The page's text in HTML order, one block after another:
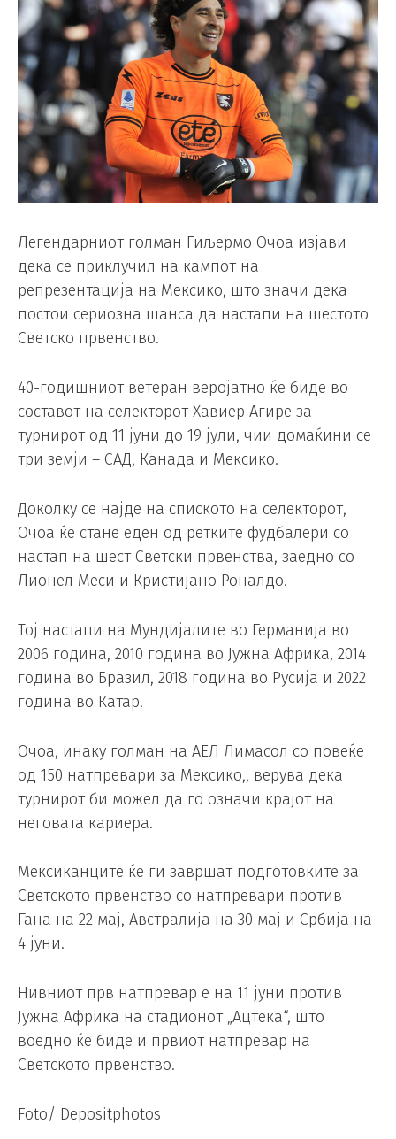
Легендарниот голман Гиљермо Очоа изјави
дека се приклучил на кампот на
репрезентација на Мексико, што значи дека
постои сериозна шанса да настапи на шестото
Светско првенство.
40-годишниот ветеран веројатно ќе биде во
составот на селекторот Хавиер Агире за
турнирот од 11 јуни до 19 јули, чии домаќини се
три земји – САД, Канада и Мексико.
Доколку се најде на спиското на селекторот,
Очоа ќе стане еден од ретките фудбалери со
настап на шест Светски првенства, заедно со
Лионел Меси и Кристијано Роналдо.
Тој настапи на Мундијалите во Германија во
2006 година, 2010 година во Јужна Африка, 2014
година во Бразил, 2018 година во Русија и 2022
година во Катар.
Очоа, инаку голман на АЕЛ Лимасол со повеќе
од 150 натпревари за Мексико,, верува дека
турнирот би можел да го означи крајот на
неговата кариера.
Мексиканците ќе ги завршат подготовките за
Светското првенство со натпревари против
Гана на 22 мај, Австралија на 30 мај и Србија на
4 јуни.
Нивниот прв натпревар е на 11 јуни против
Јужна Африка на стадионот „Ацтека“, што
воедно ќе биде и првиот натпревар на
Светското првенство.
Foto/ Depositphotos